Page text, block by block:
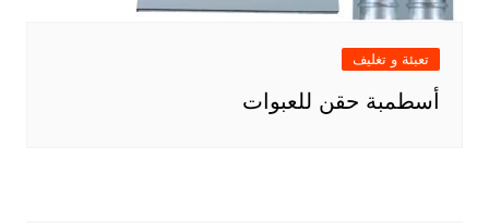
تعبئة و تغليف
أسطمبة حقن للعبوات